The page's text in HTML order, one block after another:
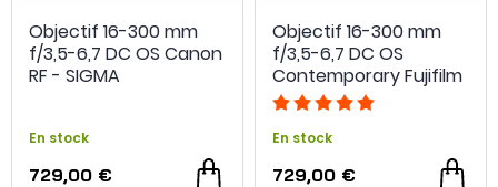
Objectif 16-300 mm
f/3,5-6,7 DC OS Canon
RF - SIGMA
En stock
729,00 €
Objectif 16-300 mm
f/3,5-6,7 DC OS
Contemporary Fujifilm
X - Sigma
En stock
729,00 €